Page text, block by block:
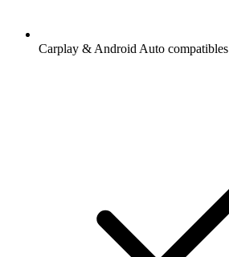
Carplay & Android Auto compatibles